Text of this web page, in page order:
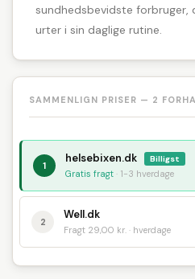
sundhedsbevidste forbruger,
urter i sin daglige rutine.
SAMMENLIGN PRISER — 2
1
helsebixen.dk Billigst
Gratis fragt · 1-3 hverdage
2
Well.dk
Fragt 29,00 kr. · hverdage